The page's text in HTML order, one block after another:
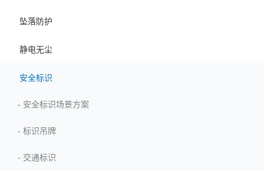
坠落防护
静电无尘
安全标识
- 安全标识场景方案
- 标识吊牌
- 交通标识